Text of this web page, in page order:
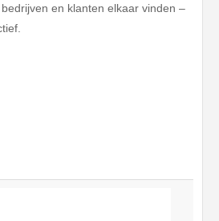
en klanten elkaar vinden –